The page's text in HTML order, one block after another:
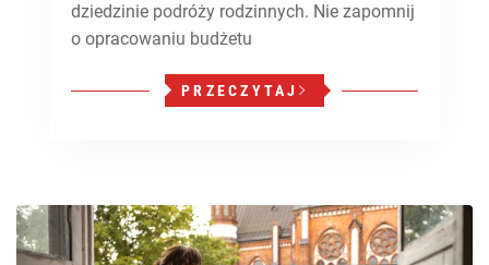
dziedzinie podróży rodzinnych. Nie zapomnij
o opracowaniu budżetu
PRZECZYTAJ